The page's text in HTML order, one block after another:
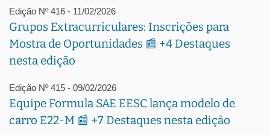
Edição Nº 416 - 11/02/2026
Grupos Extracurriculares: Inscrições para
Mostra de Oportunidades 📰 +4 Destaques
nesta edição
Edição Nº 415 - 09/02/2026
Equipe Formula SAE EESC lança modelo de
carro E22-M 📰 +7 Destaques nesta edição